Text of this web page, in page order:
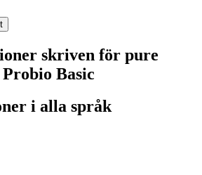
skriven för pure
Basic
i alla språk